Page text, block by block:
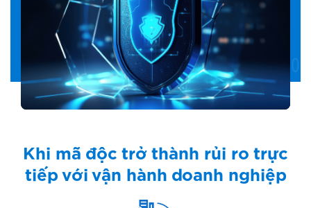
Khi mã độc trở thành rủi ro trực
tiếp với vận hành doanh nghiệp